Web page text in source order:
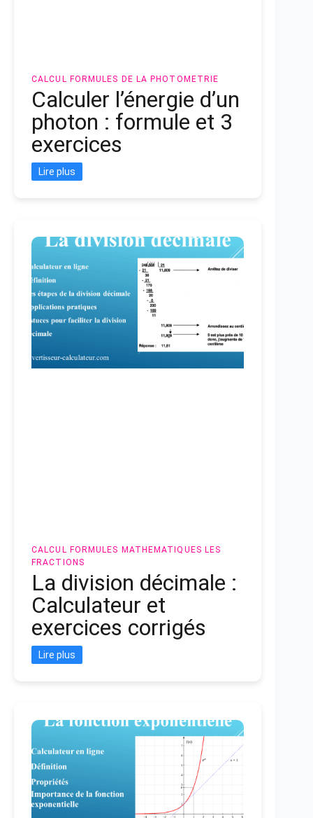
CALCUL FORMULES DE LA PHOTOMETRIE
Calculer l’énergie d’un
photon : formule et 3
exercices
Lire plus
CALCUL FORMULES MATHEMATIQUES LES
FRACTIONS
La division décimale :
Calculateur et
exercices corrigés
Lire plus